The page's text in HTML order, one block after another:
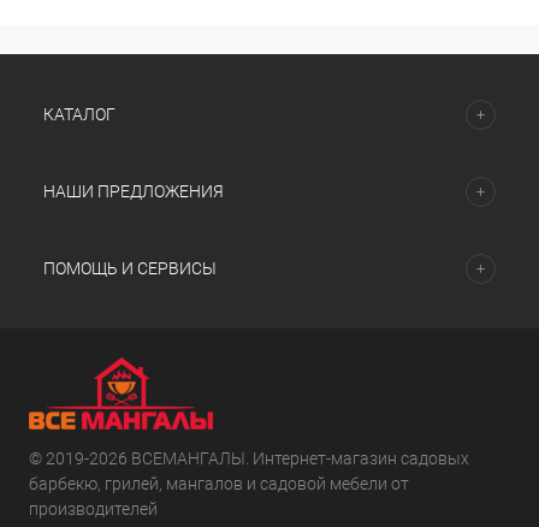
КАТАЛОГ
НАШИ ПРЕДЛОЖЕНИЯ
ПОМОЩЬ И СЕРВИСЫ
© 2019-2026 ВСЕМАНГАЛЫ. Интернет-магазин садовых
барбекю, грилей, мангалов и садовой мебели от
производителей